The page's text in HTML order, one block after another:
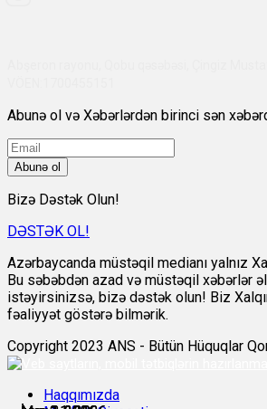
Abunə ol və Xəbərlərdən birinci sən
Abunə ol
Bizə Dəstək Olun!
DƏSTƏK OL!
Azərbaycanda müstəqil medianı yalnız
Bu səbəbdən azad və müstəqil xəbərlər
istəyirsinizsə, bizə dəstək olun! Biz
fəaliyyət göstərə bilmərik.
Copyright 2023 ANS - Bütün Hüquqlar
Haqqımızda